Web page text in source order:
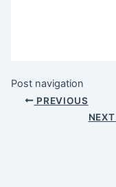
Post navigation
PREVIOUS
NEXT